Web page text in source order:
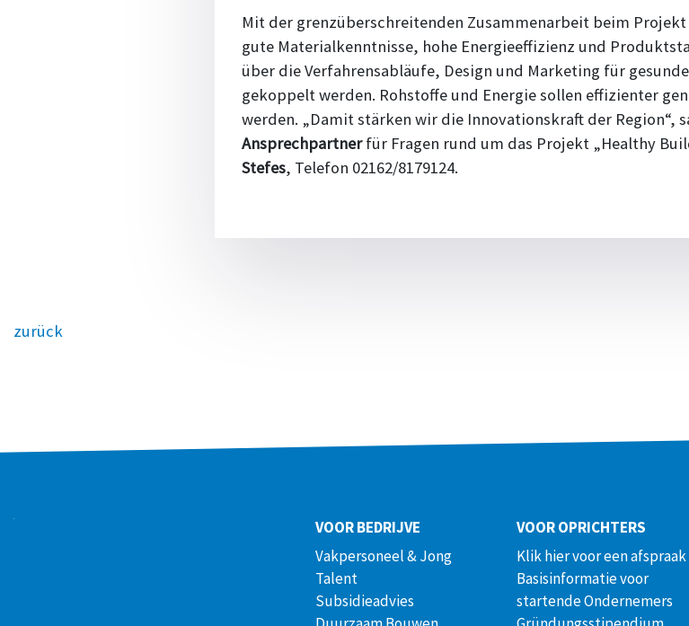
Mit der grenzüberschreitenden Zusammenarbeit beim
gute Materialkenntnisse, hohe Energieeffizienz und
über die Verfahrensabläufe, Design und Marketing für
gekoppelt werden. Rohstoffe und Energie sollen effizienter
werden. „Damit stärken wir die Innovationskraft der Region“,
Ansprechpartnerfür Fragen rund um das Projekt „Healthy
Stefes, Telefon 02162/8179124.
zurück
VOOR BEDRIJVE
Vakpersoneel & Jong
Talent
Subsidieadvies
VOOR OPRICHTERS
Klik hier voor een afspraak
Basisinformatie voor
startende Ondernemers